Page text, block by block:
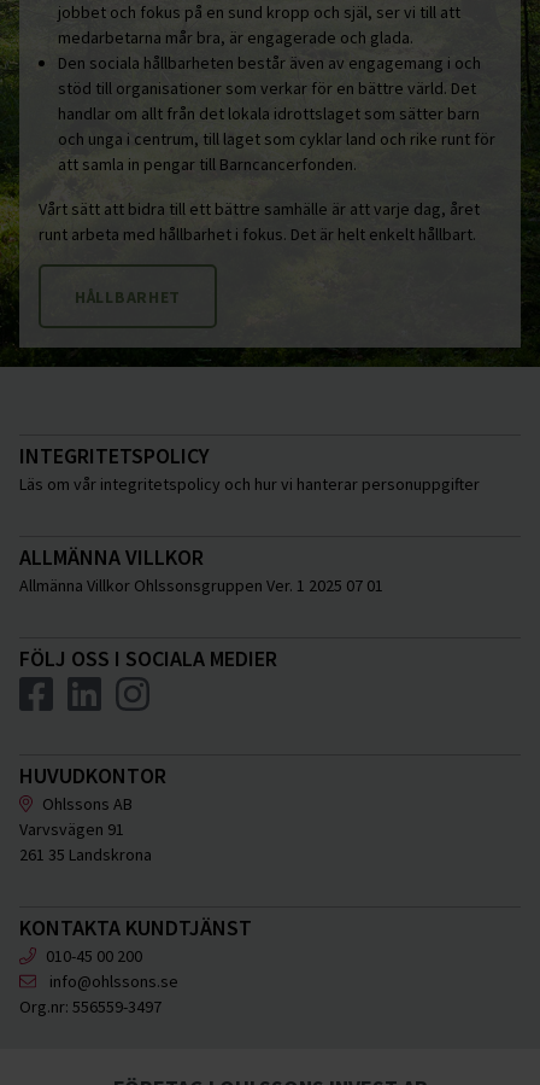
jobbet och fokus på en sund kropp och själ, ser vi till att
medarbetarna mår bra, är engagerade och glada.
Den sociala hållbarheten består även av engagemang i och
stöd till organisationer som verkar för en bättre värld. Det
handlar om allt från det lokala idrottslaget som sätter barn
och unga i centrum, till laget som cyklar land och rike runt för
att samla in pengar till Barncancerfonden.
Vårt sätt att bidra till ett bättre samhälle är att varje dag, året
runt arbeta med hållbarhet i fokus. Det är helt enkelt hållbart.
HÅLLBARHET
INTEGRITETSPOLICY
Läs om vår integritetspolicy och hur vi hanterar personuppgifter
ALLMÄNNA VILLKOR
Allmänna Villkor Ohlssonsgruppen Ver. 1 2025 07 01
FÖLJ OSS I SOCIALA MEDIER
HUVUDKONTOR
Ohlssons AB
Varvsvägen 91
261 35 Landskrona
KONTAKTA KUNDTJÄNST
010-45 00 200
info@ohlssons.se
Org.nr: 556559-3497